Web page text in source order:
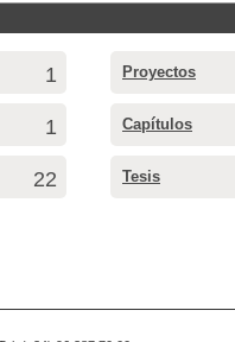
1 Proyectos
1 Capítulos
22 Tesis